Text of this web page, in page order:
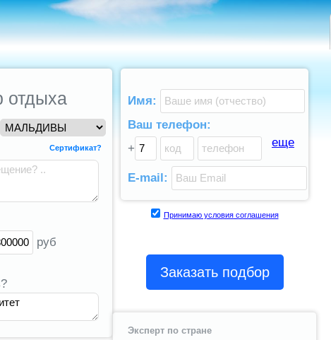
отдыха
Сертификат?
руб
Имя:
Ваш телефон:
+
еще
E-mail:
Принимаю условия соглашения
Заказать подбор
Эксперт по стране